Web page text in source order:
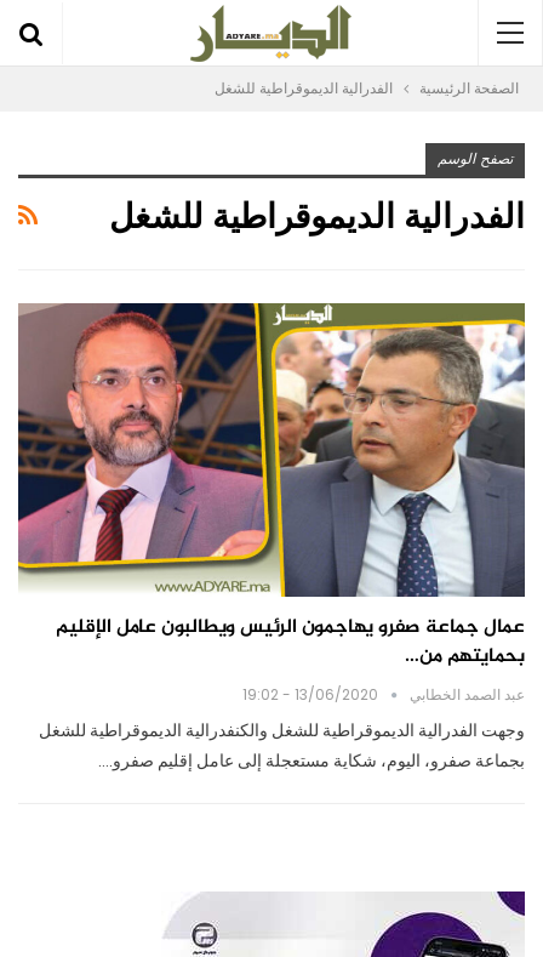
الصفحة الرئيسية الفدرالية الديموقراطية للشغل
تصفح الوسم
الفدرالية الديموقراطية للشغل
عمال جماعة صفرو يهاجمون الرئيس ويطالبون عامل الإقليم
بحمايتهم من…
عبد الصمد الخطابي 13/06/2020 - 19:02
وجهت الفدرالية الديموقراطية للشغل والكنفدرالية الديموقراطية للشغل
بجماعة صفرو، اليوم، شكاية مستعجلة إلى عامل إقليم صفرو.…